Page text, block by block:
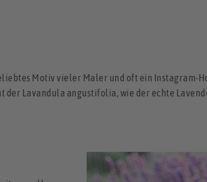
Motiv vieler Maler und oft ein Instagram-
der Lavandula angustifolia, wie der echte